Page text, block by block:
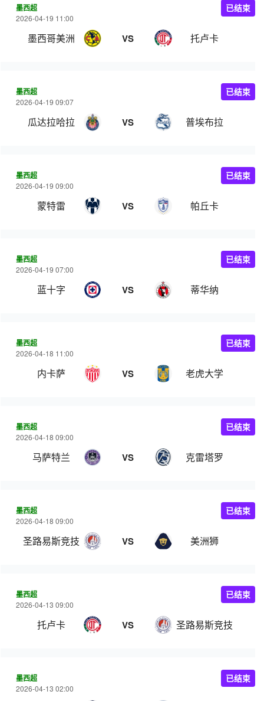
墨西超
2026-04-19 11:00
墨西哥美洲 VS 托卢卡
已结束
墨西超
2026-04-19 09:07
瓜达拉哈拉 VS 普埃布拉
已结束
墨西超
2026-04-19 09:00
蒙特雷 VS 帕丘卡
已结束
墨西超
2026-04-19 07:00
蓝十字 VS 蒂华纳
已结束
墨西超
2026-04-18 11:00
内卡萨 VS 老虎大学
已结束
墨西超
2026-04-18 09:00
马萨特兰 VS 克雷塔罗
已结束
墨西超
2026-04-18 09:00
圣路易斯竞技 VS 美洲狮
已结束
墨西超
2026-04-13 09:00
托卢卡 VS 圣路易斯竞技
已结束
墨西超
2026-04-13 02:00
已结束